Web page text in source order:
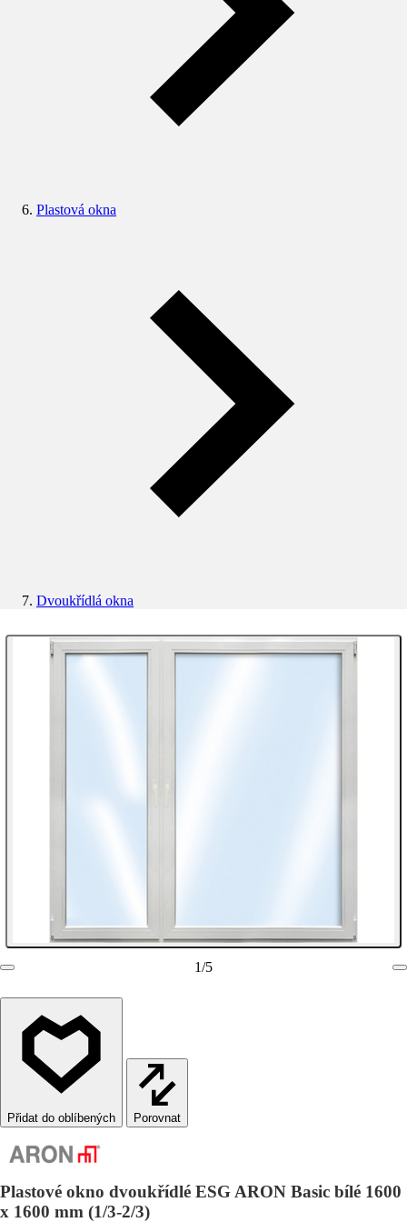
Plastová okna
Dvoukřídlá okna
1/5
Porovnat
Plastové okno dvoukřídlé ESG ARON Basic bílé 1600
x 1600 mm (1/3-2/3)